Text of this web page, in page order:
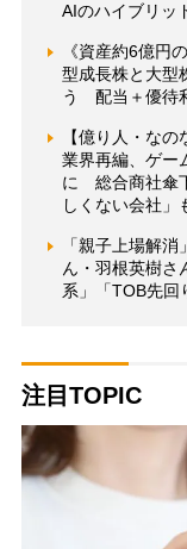
AIのハイブリッ
《資産約6億円
型成長株と大型
う 配当＋優待
【億り人・な
業界再編、ゲー
に 総合商社傘
しくない会社」
「親子上場解
ん・羽根英樹
系」「TOB先回
注目TOPIC